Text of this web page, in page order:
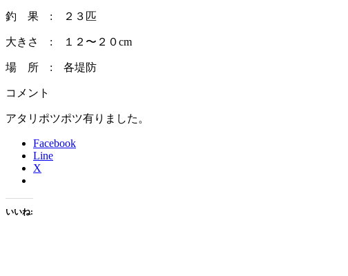
釣 果 : ２３匹
大きさ : １２〜２０cm
場 所 : 各堤防
コメント
アタリポツポツ有りました。
Facebook
Line
X
いいね: